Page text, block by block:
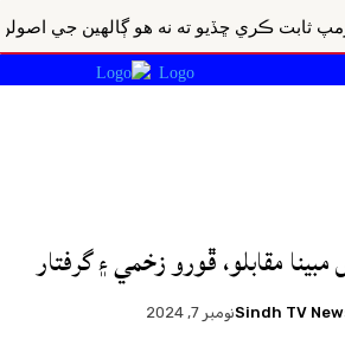
ڪري ڇڏيو ته نه هو ڳالهين جي اصولن جو
مقابلو، ڦورو زخمي ۽ گرفتار
Sindh TVنومبر 7, 2024